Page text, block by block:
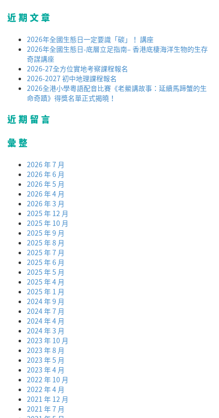
近期文章
2026年全國生態日一定要識「碳」！ 講座
2026年全國生態日-底層立足指南– 香港底棲海洋生物的生存
奇謀講座
2026-27全方位實地考察課程報名
2026-2027 初中地理課程報名
2026全港小學粵語配音比賽《老鱟講故事：延續馬蹄蟹的生
命奇蹟》得獎名單正式揭曉！
近期留言
彙整
2026 年 7 月
2026 年 6 月
2026 年 5 月
2026 年 4 月
2026 年 3 月
2025 年 12 月
2025 年 10 月
2025 年 9 月
2025 年 8 月
2025 年 7 月
2025 年 6 月
2025 年 5 月
2025 年 4 月
2025 年 1 月
2024 年 9 月
2024 年 7 月
2024 年 4 月
2024 年 3 月
2023 年 10 月
2023 年 8 月
2023 年 5 月
2023 年 4 月
2022 年 10 月
2022 年 4 月
2021 年 12 月
2021 年 7 月